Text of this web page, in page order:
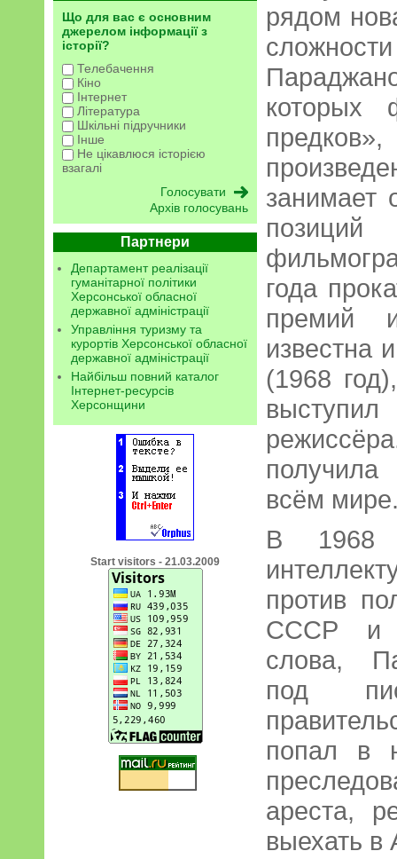
Що для вас є основним
джерелом інформації з
історії?
Телебачення
Кіно
Інтернет
Література
Шкільні підручники
Інше
Не цікавлюся історією
взагалі
Архів голосувань
Партнери
Департамент реалізації
гуманітарної політики
Херсонської обласної
державної адміністрації
Управління туризму та
курортів Херсонської обласної
державної адміністрації
Найбільш повний каталог
Інтернет-ресурсів
Херсонщини
Start visitors - 21.03.2009
рядом
которых
занимает
года
премий
известна
(1968
всём
В 1968
против
СССР и
слова,
под
попал в
ареста,
выехать